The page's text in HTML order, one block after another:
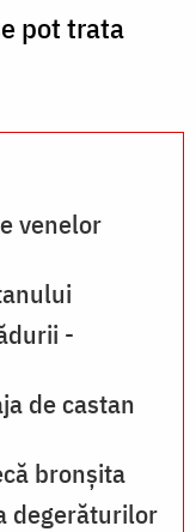
pot trata
venelor
-
de castan
bronșita
degerăturilor